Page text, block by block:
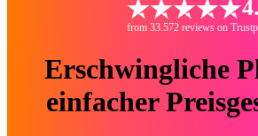
from 33.572 reviews on
Erschwingliche
einfacher